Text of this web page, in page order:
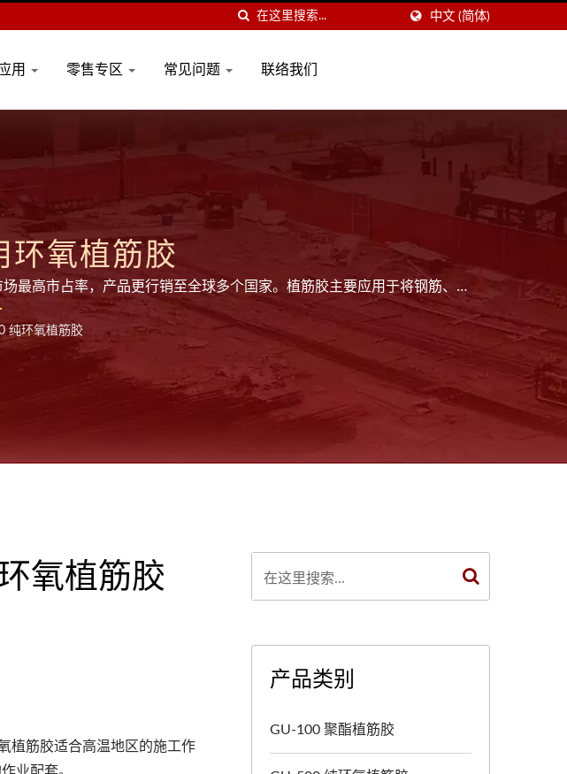
中文 (简体)
用 零售专区 常见问题 联络我们
氧植筋胶
最高市占率，产品更行销至全球多个国家。植筋胶主要应用于将钢筋、螺
建筑补强、结构重建与耐震加固工程中不可或缺的重要材料。
纯环氧植筋胶
氧植筋胶
植筋胶适合高温地区的施工作
产品类别
GU-100 聚酯植筋胶